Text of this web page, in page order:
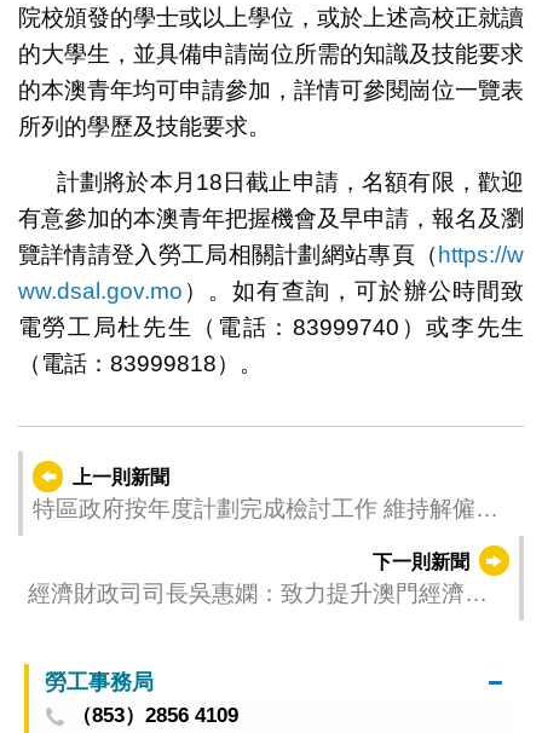
院校頒發的學士或以上學位，或於上述高校正就讀
的大學生，並具備申請崗位所需的知識及技能要求
的本澳青年均可申請參加，詳情可參閱崗位一覽表
所列的學歷及技能要求。
計劃將於本月18日截止申請，名額有限，歡迎
有意參加的本澳青年把握機會及早申請，報名及瀏
覽詳情請登入勞工局相關計劃網站專頁（ https://w
ww.dsal.gov.mo ）。如有查詢，可於辦公時間致
電勞工局杜先生（電話：83999740）或李先生
（電話：83999818）。
上一則新聞
特區政府按年度計劃完成檢討工作 維持解僱賠
下一則新聞
經濟財政司司長吳惠嫻：致力提升澳門經濟的
勞工事務局
（853）2856 4109